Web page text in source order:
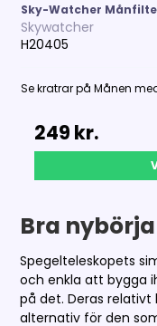
Sky-Watcher
Skywatcher
H20405
Se kratrar på Månen
249 kr.
Bra
Spegelteleskopets
och enkla att bygga
på det. Deras
alternativ för den